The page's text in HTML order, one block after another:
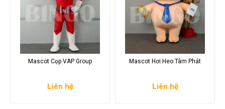
Mascot Cọp VAP Group
Liên hệ
Mascot Hơi Heo Tâm Phát
Liên hệ